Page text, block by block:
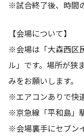
※試合終了後、時間
【会場について】
※会場は「大森西区
ル」です。場所が狭
みをお願いします。
※エアコンありで快適
※京急線「平和島」
※会場裏手にセブン